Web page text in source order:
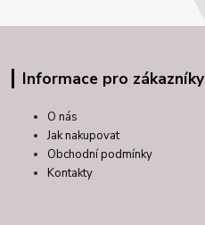
Informace pro zákazníky
O nás
Jak nakupovat
Obchodní podmínky
Kontakty